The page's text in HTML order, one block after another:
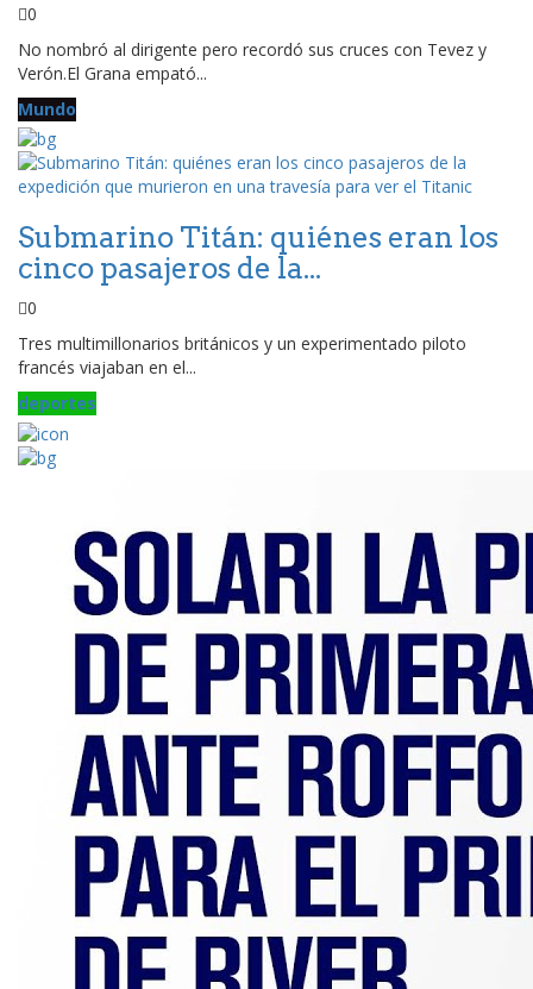
0
No nombró al dirigente pero recordó sus cruces con Tevez y
Verón.El Grana empató...
Mundo
Submarino Titán: quiénes eran los
cinco pasajeros de la...
0
Tres multimillonarios británicos y un experimentado piloto
francés viajaban en el...
deportes